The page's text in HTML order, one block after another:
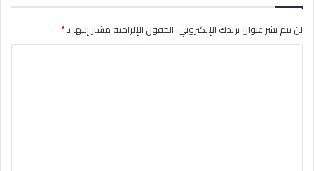
لن يتم نشر عنوان بريدك الإلكتروني.الحقول الإلزامية مشار إليها بـ*